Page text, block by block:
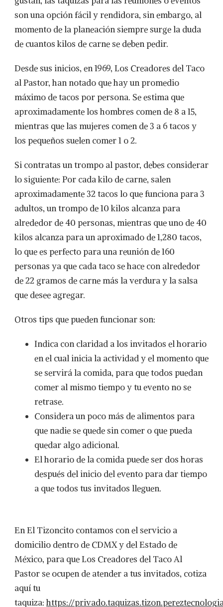
son una opción fácil y rendidora, sin embargo, al
momento de la planeación siempre surge la duda
de cuantos kilos de carne se deben pedir.
Desde sus inicios, en 1969, Los Creadores del Taco
al Pastor, han notado que hay un promedio
máximo de tacos por persona. Se estima que
aproximadamente los hombres comen de 8 a 15,
mientras que las mujeres comen de 3 a 6 tacos y
los pequeños suelen comer 1 o 2.
Si contratas un trompo al pastor, debes considerar
lo siguiente: Por cada kilo de carne, salen
aproximadamente 32 tacos lo que funciona para 3
adultos, un trompo de 10 kilos alcanza para
alrededor de 40 personas, mientras que uno de 40
kilos alcanza para un aproximado de 1,280 tacos,
lo que es perfecto para una reunión de 160
personas ya que cada taco se hace con alrededor
de 22 gramos de carne más la verdura y la salsa
que desee agregar.
Otros tips que pueden funcionar son:
Indica con claridad a los invitados el horario
en el cual inicia la actividad y el momento que
se servirá la comida, para que todos puedan
comer al mismo tiempo y tu evento no se
retrase.
Considera un poco más de alimentos para
que nadie se quede sin comer o que pueda
quedar algo adicional.
El horario de la comida puede ser dos horas
después del inicio del evento para dar tiempo
a que todos tus invitados lleguen.
En El Tizoncito contamos con el servicio a
domicilio dentro de CDMX y del Estado de
México, para que Los Creadores del Taco Al
Pastor se ocupen de atender a tus invitados, cotiza
aquí tu
taquiza:https://